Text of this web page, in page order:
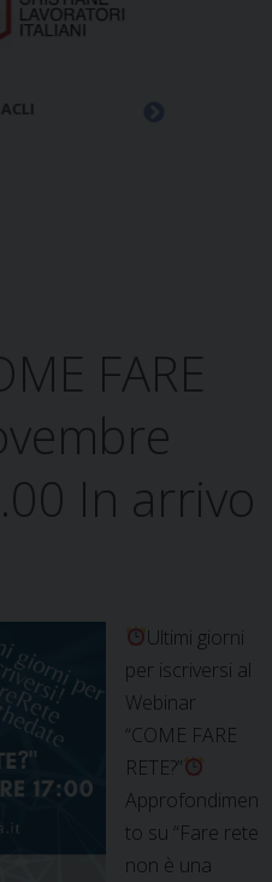
FARE
In arrivo
Ultimi giorni
per iscriversi al
Webinar
“COME FARE
RETE?”
Approfondimen
to su “Fare rete
non è una